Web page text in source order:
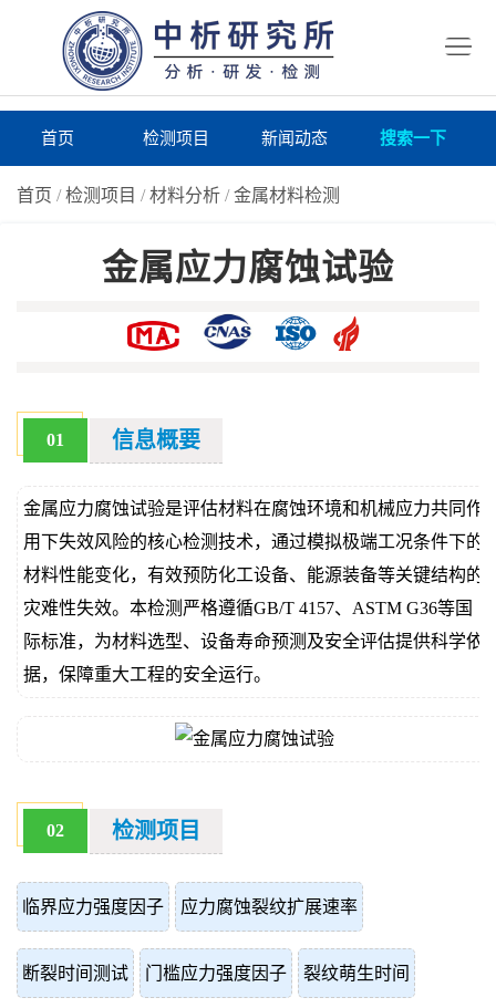
首页 检测项目 新闻动态 搜索一下
首页 /检测项目 /材料分析 /金属材料检测
金属应力腐蚀试验
01 信息概要
金属应力腐蚀试验是评估材料在腐蚀环境和机械应力共同作
用下失效风险的核心检测技术，通过模拟极端工况条件下的
材料性能变化，有效预防化工设备、能源装备等关键结构的
灾难性失效。本检测严格遵循GB/T 4157、ASTM G36等国
际标准，为材料选型、设备寿命预测及安全评估提供科学依
据，保障重大工程的安全运行。
02 检测项目
临界应力强度因子 应力腐蚀裂纹扩展速率
断裂时间测试 门槛应力强度因子 裂纹萌生时间
价
真
伪
查
询